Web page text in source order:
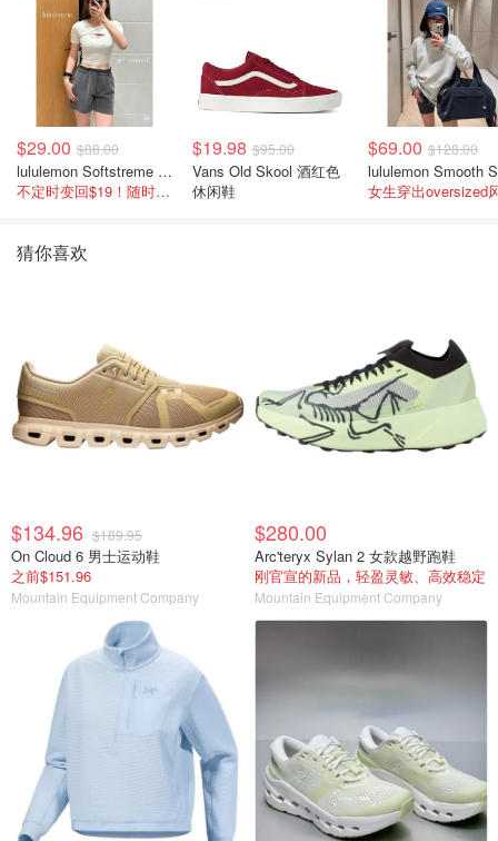
$29.00 $88.00
lululemon Softstreme 女士高腰短裤 10cm
不定时变回$19！随时点进来看
$19.98 $95.00
Vans Old Skool 酒红色
休闲鞋
$69.00 $128.00
女生穿出oversized
猜你喜欢
$134.96 $189.95
On Cloud 6 男士运动鞋
之前$151.96
Mountain Equipment Company
$280.00
Arc'teryx Sylan 2 女款越野跑鞋
刚官宣的新品，轻盈灵敏、高效稳定
Mountain Equipment Company